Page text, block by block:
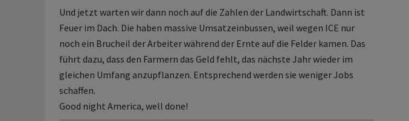
Und jetzt warten wir dann noch auf die Zahlen der Landwirtschaft. Dann ist
Feuer im Dach. Die haben massive Umsatzeinbussen, weil wegen ICE nur
noch ein Brucheil der Arbeiter während der Ernte auf die Felder kamen. Das
führt dazu, dass den Farmern das Geld fehlt, das nächste Jahr wieder im
gleichen Umfang anzupflanzen. Entsprechend werden sie weniger Jobs
schaffen.
Good night America, well done!